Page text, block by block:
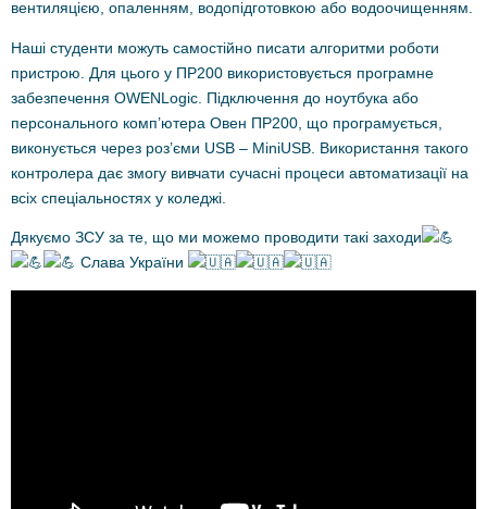
вентиляцією, опаленням, водопідготовкою або водоочищенням.
Наші студенти можуть самостійно писати алгоритми роботи
пристрою. Для цього у ПР200 використовується програмне
забезпечення OWENLogic. Підключення до ноутбука або
персонального комп’ютера Овен ПР200, що програмується,
виконується через роз’єми USB – MiniUSB. Використання такого
контролера дає змогу вивчати сучасні процеси автоматизації на
всіх спеціальностях у коледжі.
Дякуємо ЗСУ за те, що ми можемо проводити такі заходи
Слава України